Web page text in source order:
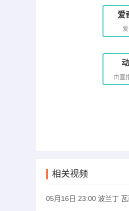
爱
由直
相关视频
05月16日 23:00 波兰丁